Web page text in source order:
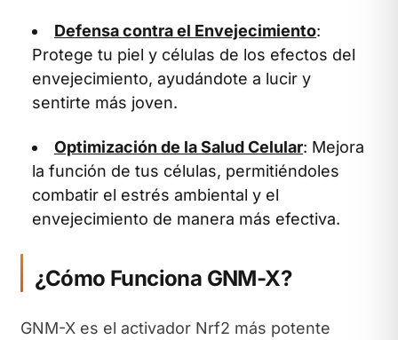
Defensa contra el Envejecimiento:
Protege tu piel y células de los efectos del
envejecimiento, ayudándote a lucir y
sentirte más joven.
Optimización de la Salud Celular: Mejora
la función de tus células, permitiéndoles
combatir el estrés ambiental y el
envejecimiento de manera más efectiva.
¿Cómo Funciona GNM-X?
GNM-X es el activador Nrf2 más potente